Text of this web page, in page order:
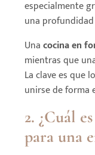
especialmente
una
Unacocina en
mientras que
La clave es que
unirse de forma
2. ¿Cuál
para una